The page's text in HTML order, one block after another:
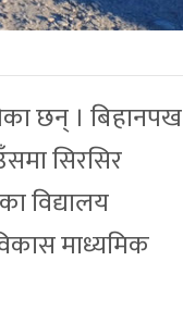
छन् । बिहानपख
सिरसिर
विद्यालय
माध्यमिक